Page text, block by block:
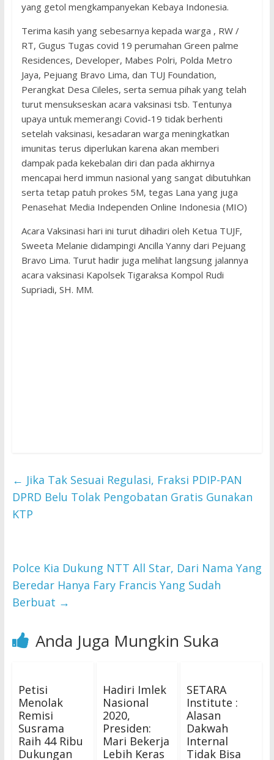
yang getol mengkampanyekan Kebaya Indonesia.
Terima kasih yang sebesarnya kepada warga , RW /
RT, Gugus Tugas covid 19 perumahan Green palme
Residences, Developer, Mabes Polri, Polda Metro
Jaya, Pejuang Bravo Lima, dan TUJ Foundation,
Perangkat Desa Cileles, serta semua pihak yang telah
turut mensukseskan acara vaksinasi tsb. Tentunya
upaya untuk memerangi Covid-19 tidak berhenti
setelah vaksinasi, kesadaran warga meningkatkan
imunitas terus diperlukan karena akan memberi
dampak pada kekebalan diri dan pada akhirnya
mencapai herd immun nasional yang sangat dibutuhkan
serta tetap patuh prokes 5M, tegas Lana yang juga
Penasehat Media Independen Online Indonesia (MIO)
Acara Vaksinasi hari ini turut dihadiri oleh Ketua TUJF,
Sweeta Melanie didampingi Ancilla Yanny dari Pejuang
Bravo Lima. Turut hadir juga melihat langsung jalannya
acara vaksinasi Kapolsek Tigaraksa Kompol Rudi
Supriadi, SH. MM.
← Jika Tak Sesuai Regulasi, Fraksi PDIP-PAN
DPRD Belu Tolak Pengobatan Gratis Gunakan
KTP
Polce Kia Dukung NTT All Star, Dari Nama Yang
Beredar Hanya Fary Francis Yang Sudah
Berbuat →
Anda Juga Mungkin Suka
Petisi
Menolak
Remisi
Susrama
Raih 44 Ribu
Dukungan
Hadiri Imlek
Nasional
2020,
Presiden:
Mari Bekerja
Lebih Keras
SETARA
Institute :
Alasan
Dakwah
Internal
Tidak Bisa